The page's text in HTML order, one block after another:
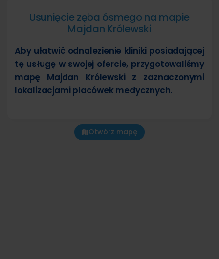
Usunięcie zęba ósmego na mapie
Majdan Królewski
Aby ułatwić odnalezienie kliniki posiadającej
tę usługę w swojej ofercie, przygotowaliśmy
mapę Majdan Królewski z zaznaczonymi
lokalizacjami placówek medycznych.
Otwórz mapę